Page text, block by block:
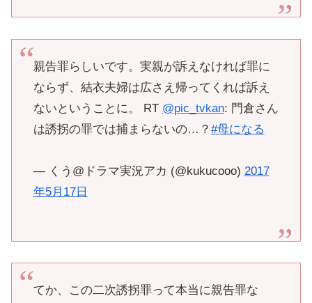
親告罪らしいです。実親が訴えなければ罪に
ならず、結衣夫婦は広さえ帰ってくれば訴え
ないということに。 RT @pic_tvkan: 門倉さん
は誘拐の罪では捕まらないの…？ #母になる
— くう@ドラマ実況アカ (@kukucooo) 2017
年5月17日
てか、この二次誘拐罪って本当に親告罪な